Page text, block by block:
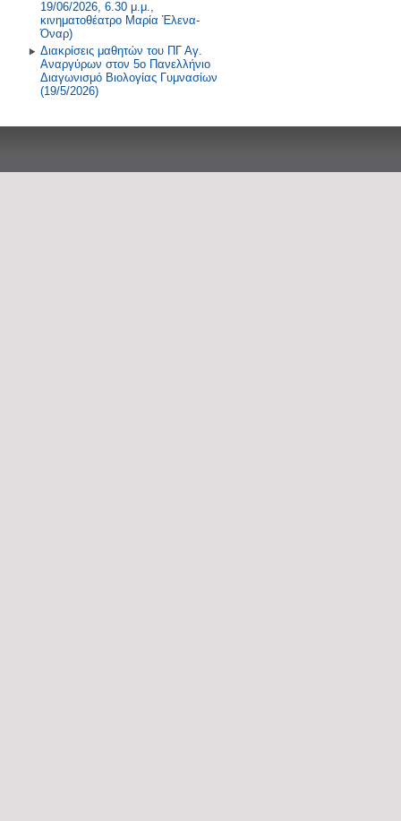
19/06/2026, 6.30 μ.μ.,
κινηματοθέατρο Μαρία Έλενα-
Όναρ)
Διακρίσεις μαθητών του ΠΓ Αγ.
Αναργύρων στον 5ο Πανελλήνιο
Διαγωνισμό Βιολογίας Γυμνασίων
(19/5/2026)